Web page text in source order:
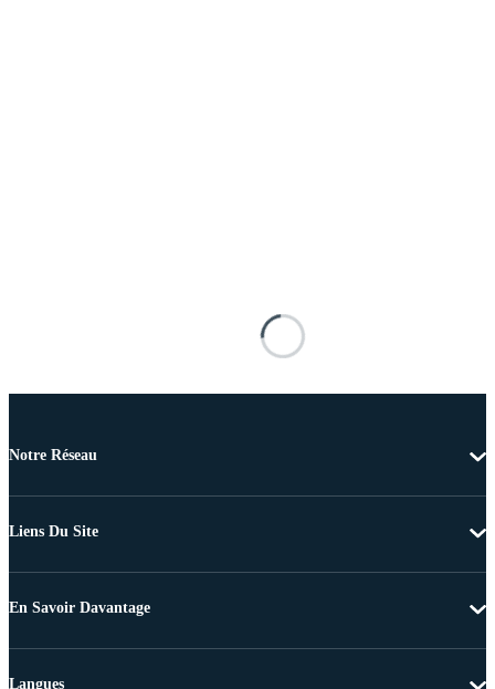
Notre Réseau
Liens Du Site
En Savoir Davantage
Langues